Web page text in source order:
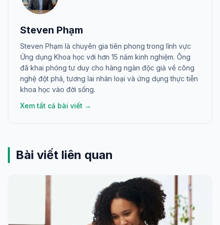
Steven Phạm
Steven Phạm là chuyên gia tiên phong trong lĩnh vực
Ứng dụng Khoa học với hơn 15 năm kinh nghiệm. Ông
đã khai phóng tư duy cho hàng ngàn độc giả về công
nghệ đột phá, tương lai nhân loại và ứng dụng thực tiễn
khoa học vào đời sống.
Xem tất cả bài viết →
Bài viết liên quan